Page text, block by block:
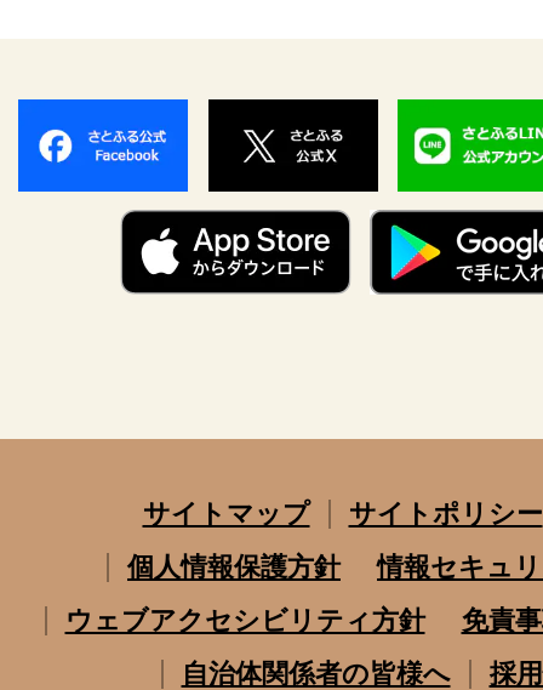
サイトマップ
サイトポリシー
個人情報保護方針
情報セキュ
ウェブアクセシビリティ方針
免責
自治体関係者の皆様へ
採